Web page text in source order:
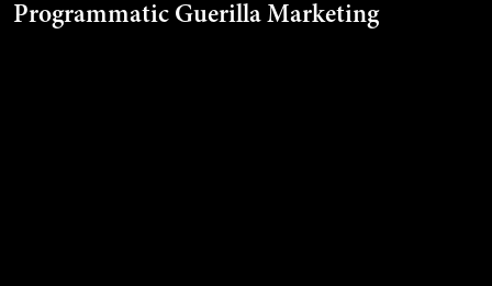
Programmatic Guerilla Marketing